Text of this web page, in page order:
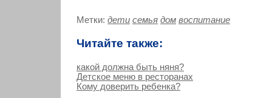
Метки: дети семья дом воспитание
Читайте также:
какой должна быть няня?
Детское меню в ресторанах
Кому доверить ребенка?